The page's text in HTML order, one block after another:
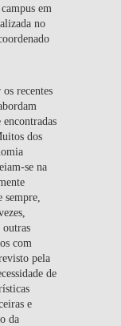
em
no
recentes
dos
se na
outras
com
pela
de
e
da